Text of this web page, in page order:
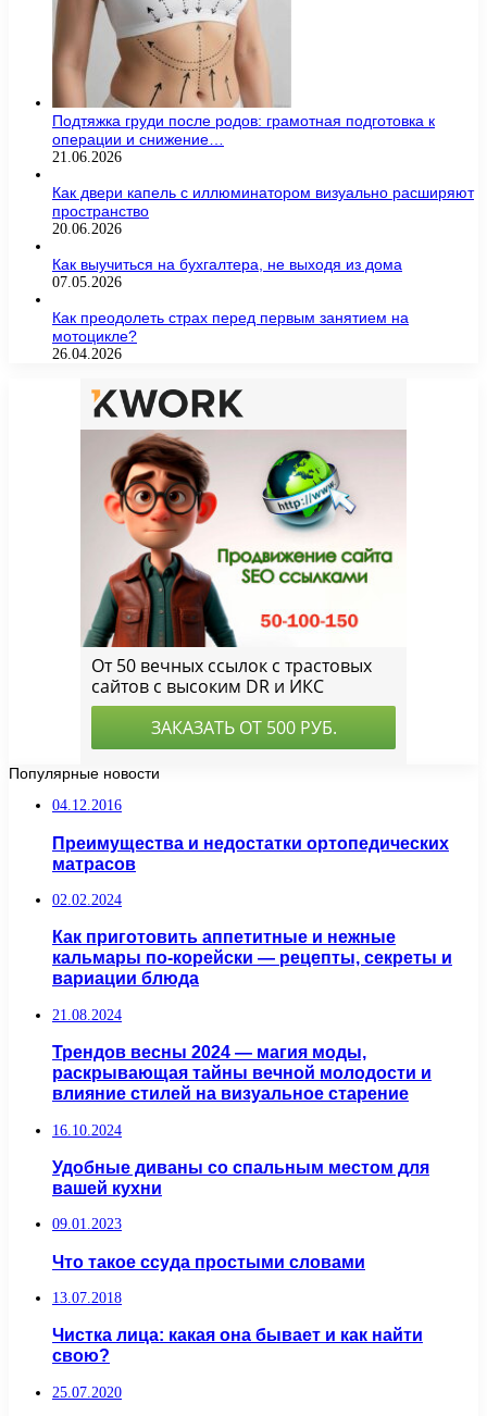
Подтяжка груди после родов: грамотная подготовка к
операции и снижение…
21.06.2026
Как двери капель с иллюминатором визуально расширяют
пространство
20.06.2026
Как выучиться на бухгалтера, не выходя из дома
07.05.2026
Как преодолеть страх перед первым занятием на
мотоцикле?
26.04.2026
Популярные новости
04.12.2016
Преимущества и недостатки ортопедических
матрасов
02.02.2024
Как приготовить аппетитные и нежные
кальмары по-корейски — рецепты, секреты и
вариации блюда
21.08.2024
Трендов весны 2024 — магия моды,
раскрывающая тайны вечной молодости и
влияние стилей на визуальное старение
16.10.2024
Удобные диваны со спальным местом для
вашей кухни
09.01.2023
Что такое ссуда простыми словами
13.07.2018
Чистка лица: какая она бывает и как найти
свою?
25.07.2020